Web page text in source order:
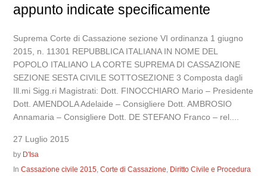
appunto indicate specificamente
Suprema Corte di Cassazione sezione VI ordinanza 1 giugno
2015, n. 11301 REPUBBLICA ITALIANA IN NOME DEL
POPOLO ITALIANO LA CORTE SUPREMA DI CASSAZIONE
SEZIONE SESTA CIVILE SOTTOSEZIONE 3 Composta dagli
Ill.mi Sigg.ri Magistrati: Dott. FINOCCHIARO Mario – Presidente
Dott. AMENDOLA Adelaide – Consigliere Dott. AMBROSIO
Annamaria – Consigliere Dott. DE STEFANO Franco – rel....
27 Luglio 2015
by D'Isa
InCassazione civile 2015,Corte di Cassazione, Diritto Civile e Procedura